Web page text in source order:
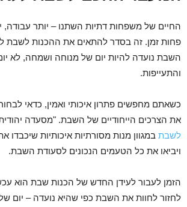
החיים של משפחות דתיות השתנו – יותר עבודה,
פחות זמן. זה בסדר להתאים את ההכנות לשבת
השבת נועדה להיות יום של מנוחה ושמחה, לא
והתעייפות.
כשאתם מחפשים פתרון איכותי ואמין, כדאי
את הצרכים הייחודיים של השבת. "מסעדה
לשבת במגוון מנות מסורתיות איכותיות שיכבדו
ויביאו את כל הטעמים הנכונים לסעודת השבת.
הזמן לעבור לעידן החדש של הכנות שבת הוא
לחזור לחוות את השבת כפי שהיא נועדה – יום